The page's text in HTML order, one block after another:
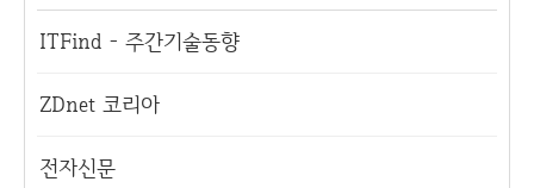
ITFind - 주간기술동향
ZDnet 코리아
전자신문